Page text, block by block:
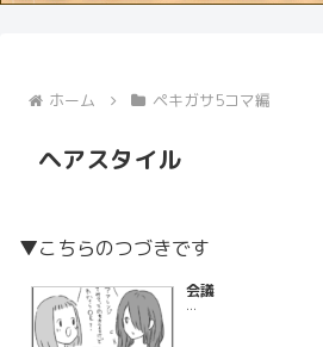
ホーム ペキガサ5コマ編
ヘアスタイル
▼こちらのつづきです
会議
...